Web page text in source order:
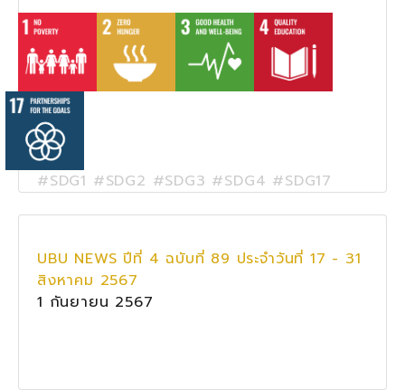
#SDG1 #SDG2 #SDG3 #SDG4 #SDG17
UBU NEWS ปีที่ 4 ฉบับที่ 89 ประจำวันที่ 17 - 31
สิงหาคม 2567
1 กันยายน 2567